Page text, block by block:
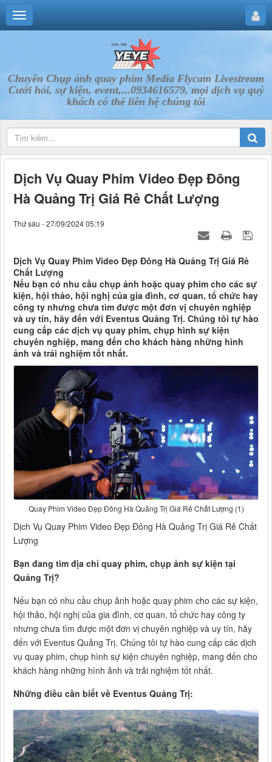
Chuyên Chụp ảnh quay phim Media Flycam Livestream
Cưới hỏi, sự kiện, event,...0934616579, mọi dịch vụ quý
khách có thể liên hệ chúng tôi
Dịch Vụ Quay Phim Video Đẹp Đông
Hà Quảng Trị Giá Rẻ Chất Lượng
Thứ sáu - 27/09/2024 05:19
Dịch Vụ Quay Phim Video Đẹp Đông Hà Quảng Trị Giá Rẻ
Chất Lượng
Nếu bạn có nhu cầu chụp ảnh hoặc quay phim cho các sự
kiện, hội thảo, hội nghị của gia đình, cơ quan, tổ chức hay
công ty nhưng chưa tìm được một đơn vị chuyên nghiệp
và uy tín, hãy đến với Eventus Quảng Trị. Chúng tôi tự hào
cung cấp các dịch vụ quay phim, chụp hình sự kiện
chuyên nghiệp, mang đến cho khách hàng những hình
ảnh và trải nghiệm tốt nhất.
Quay Phim Video Đẹp Đông Hà Quảng Trị Giá Rẻ Chất Lượng (1)
Dịch Vụ Quay Phim Video Đẹp Đông Hà Quảng Trị Giá Rẻ Chất
Lượng
Bạn đang tìm địa chỉ quay phim, chụp ảnh sự kiện tại
Quảng Trị?
Nếu bạn có nhu cầu chụp ảnh hoặc quay phim cho các sự kiện,
hội thảo, hội nghị của gia đình, cơ quan, tổ chức hay công ty
nhưng chưa tìm được một đơn vị chuyên nghiệp và uy tín, hãy
đến với Eventus Quảng Trị. Chúng tôi tự hào cung cấp các dịch
vụ quay phim, chụp hình sự kiện chuyên nghiệp, mang đến cho
khách hàng những hình ảnh và trải nghiệm tốt nhất.
Những điều cần biết về Eventus Quảng Trị: